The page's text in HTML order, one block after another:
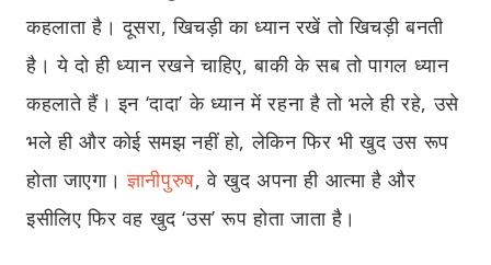
कहलाता है। दूसरा, खिचड़ी का ध्यान रखें तो खिचड़ी बनती
है। ये दो ही ध्यान रखने चाहिए, बाकी के सब तो पागल ध्यान
कहलाते हैं। इन ‘दादा’ के ध्यान में रहना है तो भले ही रहे, उसे
भले ही और कोई समझ नहीं हो, लेकिन फिर भी खुद उस रूप
होता जाएगा।ज्ञानीपुरुष, वे खुद अपना ही आत्मा है और
इसीलिए फिर वह खुद ‘उस’ रूप होता जाता है।